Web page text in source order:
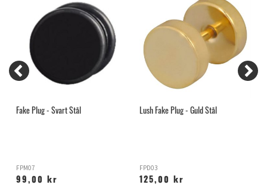
Fake Plug - Svart Stål
FPM07
99,00 kr
Lush Fake Plug - Guld Stål
FPD03
125,00 kr